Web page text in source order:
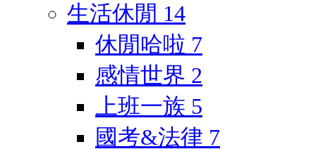
生活休閒 14
休閒哈啦 7
感情世界 2
上班一族 5
國考&法律 7